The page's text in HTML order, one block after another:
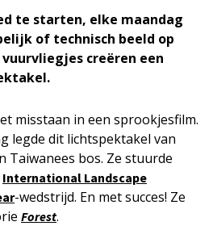
te starten, elke maandag
of technisch beeld op
creëren een
misstaan in een sprookjesfilm.
legde dit lichtspektakel van
Taiwanees bos. Ze stuurde
International Landscape
-wedstrijd. En met succes! Ze
Forest.